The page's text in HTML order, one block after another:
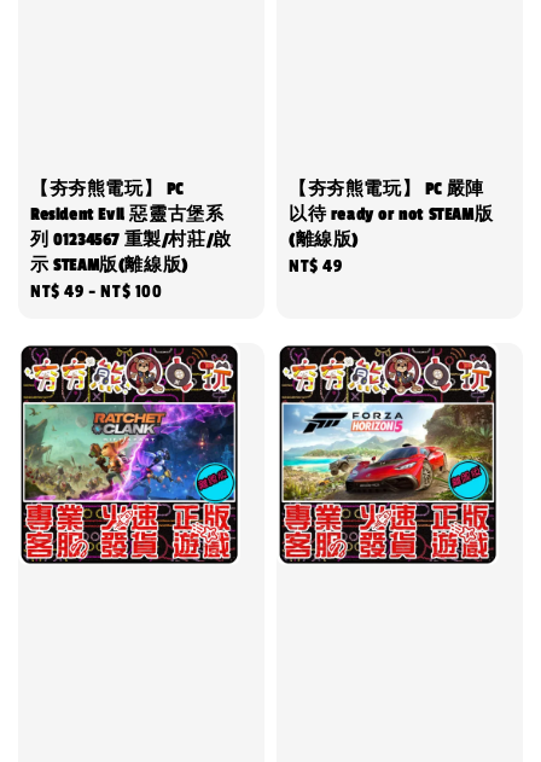
【夯夯熊電玩】 PC
Resident Evil 惡靈古堡系
列 01234567 重製/村莊/啟
示 STEAM版(離線版)
Regular
NT$ 49 -NT$ 100
【夯夯熊電玩】 PC 嚴陣
以待 ready or not STEAM版
(離線版)
Regular
NT$ 49